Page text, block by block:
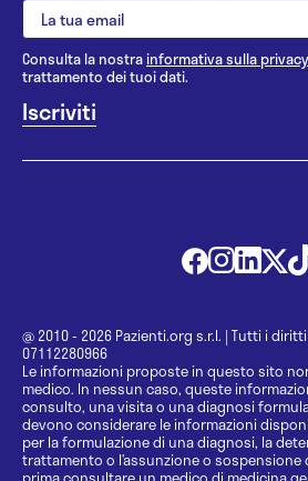
Consulta la nostrainformativa sulla privacy
trattamento dei tuoi dati.
@ 2010 - 2026 Pazienti.org s.r.l. | Tutti i
07112280966
Le informazioni proposte in questo sito
medico. In nessun caso, queste
consulto, una visita o una diagnosi
devono considerare le informazioni
per la formulazione di una diagnosi, la
trattamento o l’assunzione o sospensione